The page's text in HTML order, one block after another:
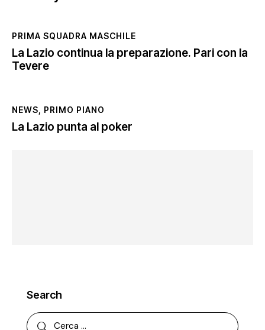
PRIMA SQUADRA MASCHILE
La Lazio continua la preparazione. Pari con la
Tevere
NEWS, PRIMO PIANO
La Lazio punta al poker
Search